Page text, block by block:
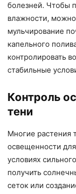
болезней. Чтобы
влажности, можно
мульчирование
капельного
контролировать
стабильные
Контроль
тени
Многие растения
освещенности
условиях
получить
сеток или